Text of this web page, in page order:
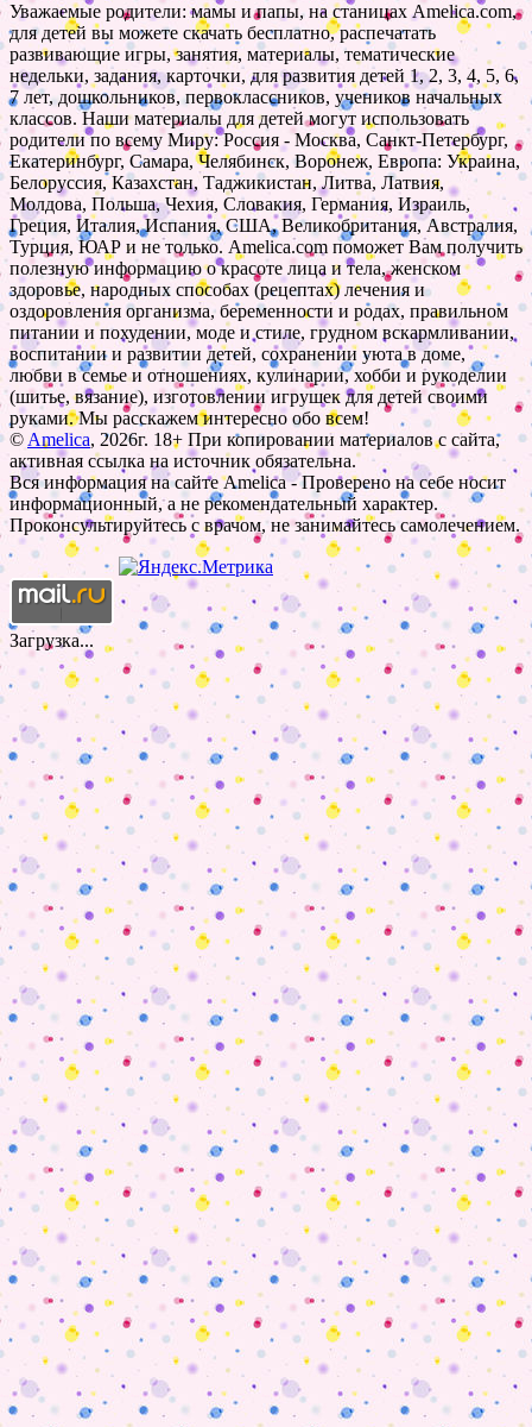
Уважаемые родители: мамы и папы, на станицах Amelica.com,
для детей вы можете скачать бесплатно, распечатать
развивающие игры, занятия, материалы, тематические
недельки, задания, карточки, для развития детей 1, 2, 3, 4, 5, 6,
7 лет, дошкольников, первоклассников, учеников начальных
классов. Наши материалы для детей могут использовать
родители по всему Миру: Россия - Москва, Санкт-Петербург,
Екатеринбург, Самара, Челябинск, Воронеж, Европа: Украина,
Белоруссия, Казахстан, Таджикистан, Литва, Латвия,
Молдова, Польша, Чехия, Словакия, Германия, Израиль,
Греция, Италия, Испания, США, Великобритания, Австралия,
Турция, ЮАР и не только. Amelica.com поможет Вам получить
полезную информацию о красоте лица и тела, женском
здоровье, народных способах (рецептах) лечения и
оздоровления организма, беременности и родах, правильном
питании и похудении, моде и стиле, грудном вскармливании,
воспитании и развитии детей, сохранении уюта в доме,
любви в семье и отношениях, кулинарии, хобби и рукоделии
(шитье, вязание), изготовлении игрушек для детей своими
руками. Мы расскажем интересно обо всем!
© Amelica, 2026г. 18+ При копировании материалов с сайта,
активная ссылка на источник обязательна.
Вся информация на сайте Amelica - Проверено на себе носит
информационный, а не рекомендательный характер.
Проконсультируйтесь с врачом, не занимайтесь самолечением.
Загрузка...